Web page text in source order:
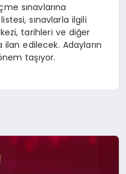
sınavlarına
sınavlarla ilgili
tarihleri ve diğer
ilan edilecek. Adayların
taşıyor.